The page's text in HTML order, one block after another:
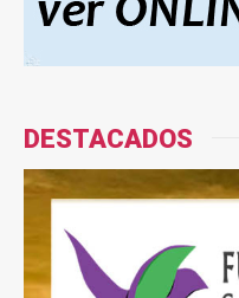
DESTACADOS